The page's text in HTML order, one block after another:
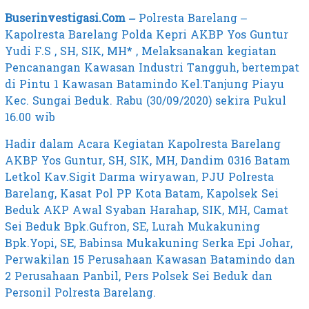
Buserinvestigasi.Com–Polresta Barelang –
Kapolresta Barelang Polda Kepri AKBP Yos Guntur
Yudi F.S , SH, SIK, MH* , Melaksanakan kegiatan
Pencanangan Kawasan Industri Tangguh, bertempat
di Pintu 1 Kawasan Batamindo Kel.Tanjung Piayu
Kec. Sungai Beduk. Rabu (30/09/2020) sekira Pukul
16.00 wib
Hadir dalam Acara Kegiatan Kapolresta Barelang
AKBP Yos Guntur, SH, SIK, MH, Dandim 0316 Batam
Letkol Kav.Sigit Darma wiryawan, PJU Polresta
Barelang, Kasat Pol PP Kota Batam, Kapolsek Sei
Beduk AKP Awal Syaban Harahap, SIK, MH, Camat
Sei Beduk Bpk.Gufron, SE, Lurah Mukakuning
Bpk.Yopi, SE, Babinsa Mukakuning Serka Epi Johar,
Perwakilan 15 Perusahaan Kawasan Batamindo dan
2 Perusahaan Panbil, Pers Polsek Sei Beduk dan
Personil Polresta Barelang.